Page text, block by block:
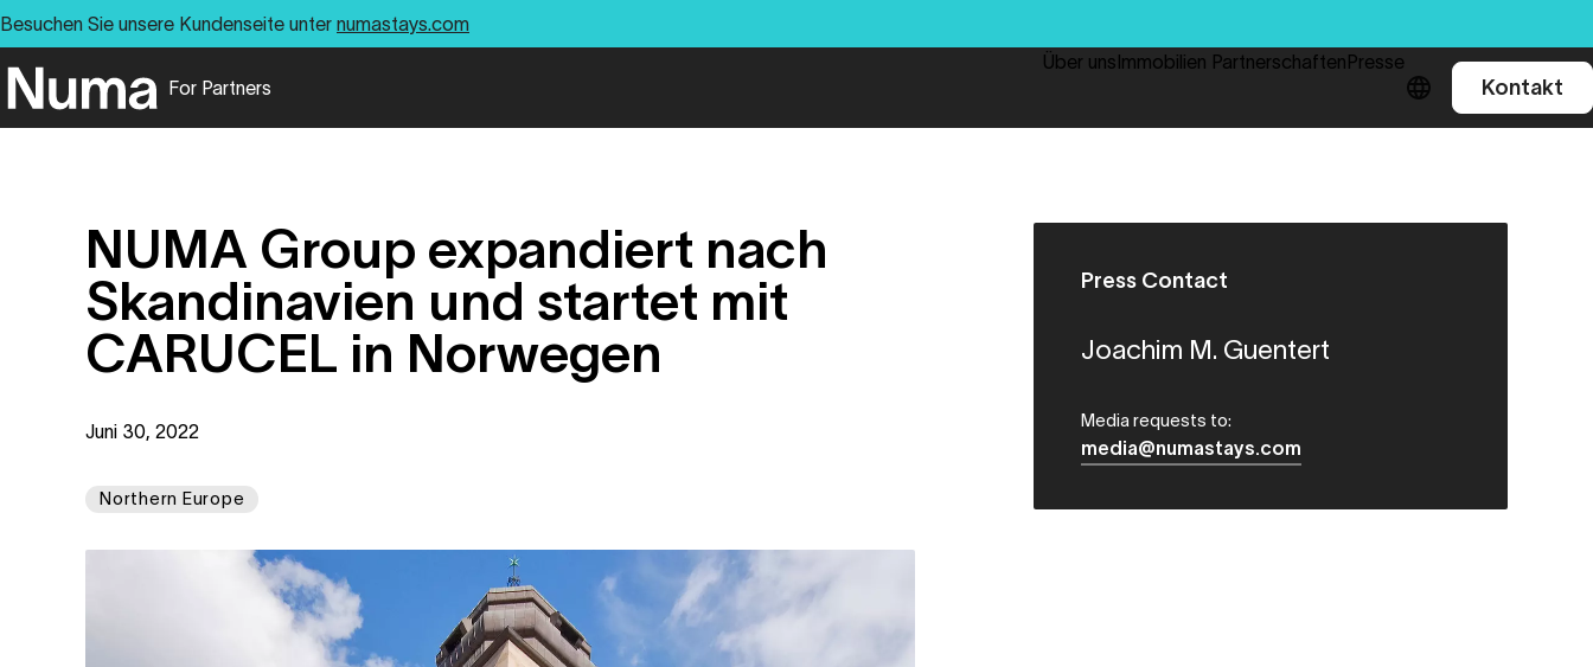
Besuchen Sie unsere Kundenseite unter numastays.com
For Partners
Go to numa partners homepage
Über unsImmobilien PartnerschaftenPresse
Kontakt
NUMA Group expandiert nach
Skandinavien und startet mit
CARUCEL in Norwegen
Juni 30, 2022
Northern Europe
Press Contact
Joachim M. Guentert
Media requests to:
media@numastays.com